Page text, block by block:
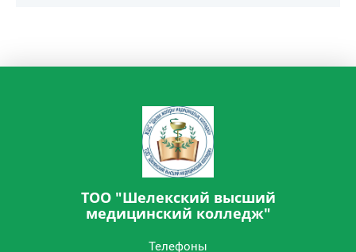
ТОО "Шелекский высший
медицинский колледж"
Телефоны